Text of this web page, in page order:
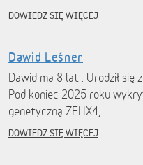
DOWIEDZ SIĘ WIĘCEJ
Dawid Leśner
Dawid ma 8 lat . Urodził się
Pod koniec 2025 roku
genetyczną ZFHX4, …
DOWIEDZ SIĘ WIĘCEJ